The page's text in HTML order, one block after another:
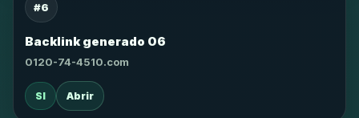
#6
Backlink generado 06
0120-74-4510.com
SI Abrir